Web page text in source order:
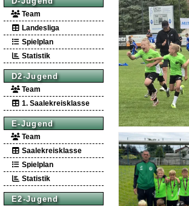
Team
Landesliga
Spielplan
Statistik
D2-Jugend
Team
1. Saalekreisklasse
E-Jugend
Team
Saalekreisklasse
Spielplan
Statistik
E2-Jugend